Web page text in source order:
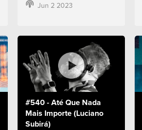
Jun 2 2023
#540 - Até Que Nada
Mais Importe (Luciano
Subirá)